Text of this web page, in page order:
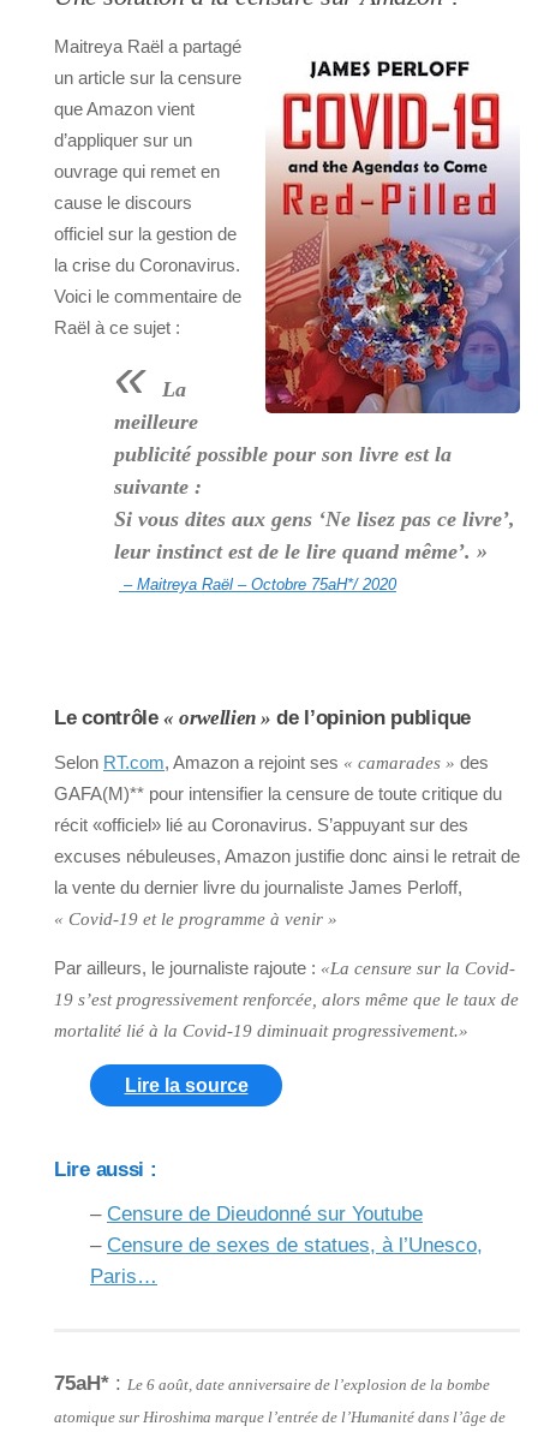
Maitreya Raël a partagé
un article sur la censure
que Amazon vient
d’appliquer sur un
ouvrage qui remet en
cause le discours
officiel sur la gestion de
la crise du Coronavirus.
Voici le commentaire de
Raël à ce sujet :
«
La
meilleure
publicité possible pour son livre est la
suivante :
Si vous dites aux gens ‘Ne lisez pas ce livre’,
leur instinct est de le lire quand même’. »
– Maitreya Raël – Octobre 75aH*/ 2020
Le contrôle« orwellien » de l’opinion publique
Selon RT.com, Amazon a rejoint ses « camarades » des
GAFA(M)** pour intensifier la censure de toute critique du
récit «officiel» lié au Coronavirus. S’appuyant sur des
excuses nébuleuses, Amazon justifie donc ainsi le retrait de
la vente du dernier livre du journaliste James Perloff,
« Covid-19 et le programme à venir »
Par ailleurs, le journaliste rajoute : «La censure sur la Covid-
19 s’est progressivement renforcée, alors même que le taux de
mortalité lié à la Covid-19 diminuait progressivement.»
Lire la source
Lire aussi :
– Censure de Dieudonné sur Youtube
– Censure de sexes de statues, à l’Unesco,
Paris…
75aH* : Le 6 août, date anniversaire de l’explosion de la bombe
atomique sur Hiroshima marque l’entrée de l’Humanité dans l’âge de